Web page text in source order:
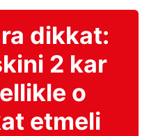
dikkat:
2 kar
o
etmeli